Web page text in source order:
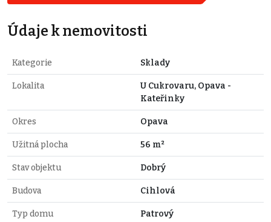
Údaje k nemovitosti
Kategorie Sklady
Lokalita
U Cukrovaru, Opava -
Kateřinky
Okres Opava
Užitná plocha 56 m²
Stav objektu Dobrý
Budova Cihlová
Typ domu Patrový